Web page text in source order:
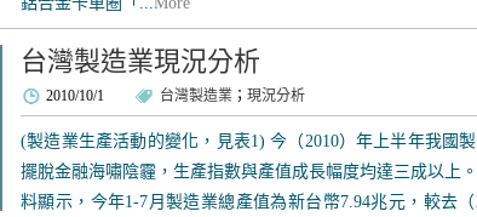
台灣製造業現況分析
2010/10/1 台灣製造業 ； 現況分析
(製造業生產活動的變化，見表1) 今（2010）年上半年我國
擺脫金融海嘯陰霾，生產指數與產值成長幅度均達三成以上
料顯示，今年1-7月製造業總產值為新台幣7.94兆元，較去（